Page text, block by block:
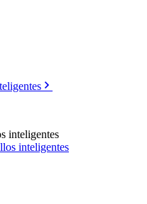
inteligentes
inteligentes